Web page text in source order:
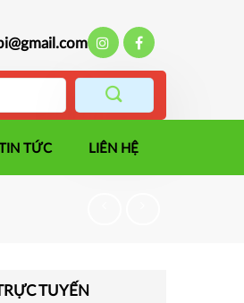
TỨC LIÊN HỆ
TUYẾN